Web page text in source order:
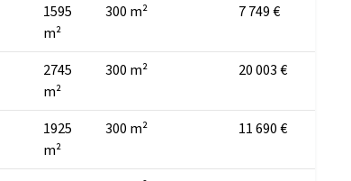
1595
m²
300 m² 7 749 €
2745
m²
300 m² 20 003 €
1925
m²
300 m² 11 690 €